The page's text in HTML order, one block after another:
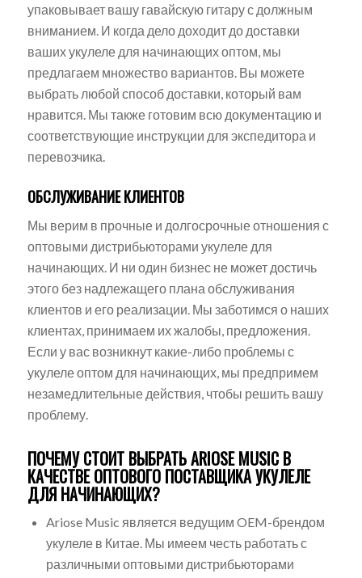
упаковывает вашу гавайскую гитару с должным
вниманием. И когда дело доходит до доставки
ваших укулеле для начинающих оптом, мы
предлагаем множество вариантов. Вы можете
выбрать любой способ доставки, который вам
нравится. Мы также готовим всю документацию и
соответствующие инструкции для экспедитора и
перевозчика.
ОБСЛУЖИВАНИЕ КЛИЕНТОВ
Мы верим в прочные и долгосрочные отношения с
оптовыми дистрибьюторами укулеле для
начинающих. И ни один бизнес не может достичь
этого без надлежащего плана обслуживания
клиентов и его реализации. Мы заботимся о наших
клиентах, принимаем их жалобы, предложения.
Если у вас возникнут какие-либо проблемы с
укулеле оптом для начинающих, мы предпримем
незамедлительные действия, чтобы решить вашу
проблему.
ПОЧЕМУ СТОИТ ВЫБРАТЬ ARIOSE MUSIC В
КАЧЕСТВЕ ОПТОВОГО ПОСТАВЩИКА УКУЛЕЛЕ
ДЛЯ НАЧИНАЮЩИХ?
Ariose Music является ведущим OEM-брендом
укулеле в Китае. Мы имеем честь работать с
различными оптовыми дистрибьюторами